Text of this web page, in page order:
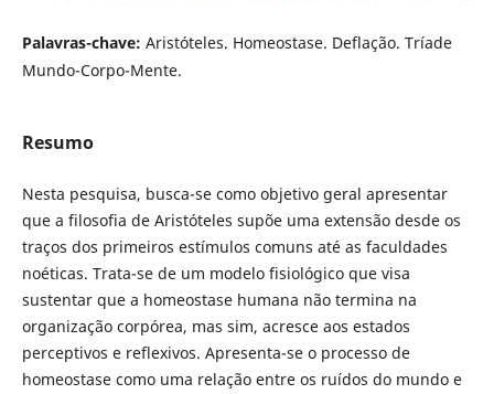
Palavras-chave: Aristóteles. Homeostase. Deflação. Tríade
Mundo-Corpo-Mente.
Resumo
Nesta pesquisa, busca-se como objetivo geral apresentar
que a filosofia de Aristóteles supõe uma extensão desde os
traços dos primeiros estímulos comuns até as faculdades
noéticas. Trata-se de um modelo fisiológico que visa
sustentar que a homeostase humana não termina na
organização corpórea, mas sim, acresce aos estados
perceptivos e reflexivos. Apresenta-se o processo de
homeostase como uma relação entre os ruídos do mundo e